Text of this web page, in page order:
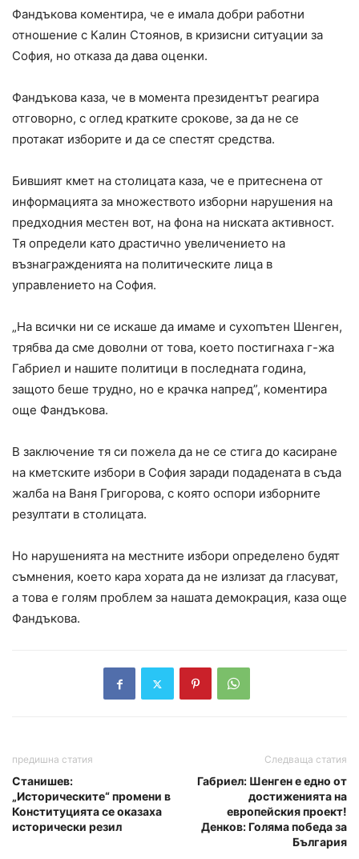
Фандъкова коментира, че е имала добри работни
отношение с Калин Стоянов, в кризисни ситуации за
София, но отказа да дава оценки.
Фандъкова каза, че в момента президентът реагира
отговорно, с оглед кратките срокове, за да не се
протакат изборите и да се спестят средства.
Бившият кмет на столицата каза, че е притеснена от
информацията за множеството изборни нарушения на
предходния местен вот, на фона на ниската активност.
Тя определи като драстично увеличението на
възнагражденията на политическите лица в
управлението на София.
„На всички ни се искаше да имаме и сухопътен Шенген,
трябва да сме доволни от това, което постигнаха г-жа
Габриел и нашите политици в последната година,
защото беше трудно, но е крачка напред”, коментира
още Фандъкова.
В заключение тя си пожела да не се стига до касиране
на кметските избори в София заради подадената в съда
жалба на Ваня Григорова, с която оспори изборните
резултати в столицата.
Но нарушенията на местните избори определено будят
съмнения, което кара хората да не излизат да гласуват,
а това е голям проблем за нашата демокрация, каза още
Фандъкова.
предишна статия
Станишев:
„Историческите“ промени в
Конституцията се оказаха
исторически резил
Следваща статия
Габриел: Шенген е едно от
достиженията на
европейския проект!
Денков: Голяма победа за
България